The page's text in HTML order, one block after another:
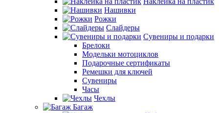
Нашивки
Рожки
Слайдеры
Сувениры и подарки
Брелоки
Модельки мотоциклов
Подарочные сертификаты
Ремешки для ключей
Сувениры
Часы
Чехлы
Багаж